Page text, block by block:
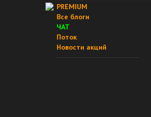
PREMIUM
Все блоги
ЧАТ
Поток
Новости акций